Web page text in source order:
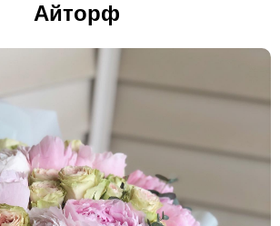
Айторф